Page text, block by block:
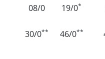
08/0
*
19/0
**
30/0 **
46/0